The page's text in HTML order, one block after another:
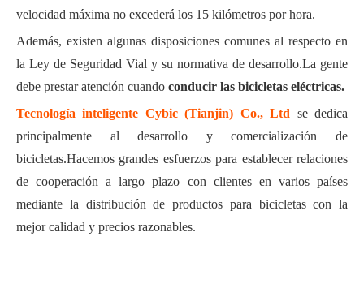
velocidad máxima no excederá los 15 kilómetros por hora.
Además, existen algunas disposiciones comunes al respecto en
la Ley de Seguridad Vial y su normativa de desarrollo.La gente
debe prestar atención cuando conducir las bicicletas eléctricas.
Tecnología inteligente Cybic (Tianjin) Co., Ltd se dedica
principalmente al desarrollo y comercialización de
bicicletas.Hacemos grandes esfuerzos para establecer relaciones
de cooperación a largo plazo con clientes en varios países
mediante la distribución de productos para bicicletas con la
mejor calidad y precios razonables.